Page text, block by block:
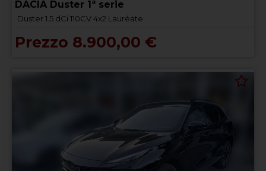
DACIA Duster 1ª serie
Duster 1.5 dCi 110CV 4x2 Lauréate
Prezzo 8.900,00 €